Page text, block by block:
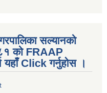
सल्यानको
को FRAAP
यहाँ Click गर्नुहोस ।